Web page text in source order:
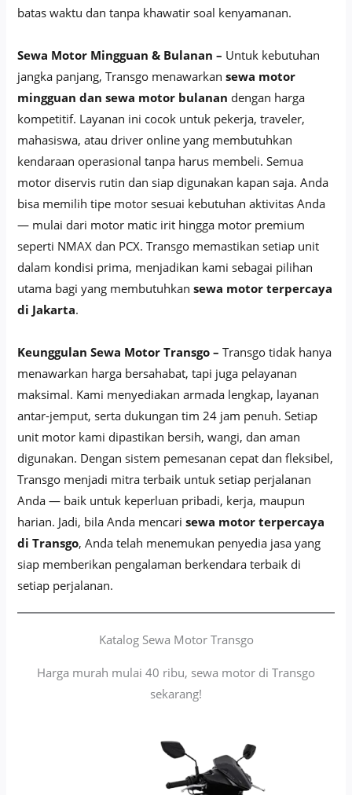
batas waktu dan tanpa khawatir soal kenyamanan.
Sewa Motor Mingguan & Bulanan – Untuk kebutuhan
jangka panjang, Transgo menawarkansewa motor
mingguan dan sewa motor bulanan dengan harga
kompetitif. Layanan ini cocok untuk pekerja, traveler,
mahasiswa, atau driver online yang membutuhkan
kendaraan operasional tanpa harus membeli. Semua
motor diservis rutin dan siap digunakan kapan saja. Anda
bisa memilih tipe motor sesuai kebutuhan aktivitas Anda
— mulai dari motor matic irit hingga motor premium
seperti NMAX dan PCX. Transgo memastikan setiap unit
dalam kondisi prima, menjadikan kami sebagai pilihan
utama bagi yang membutuhkansewa motor terpercaya
di Jakarta.
Keunggulan Sewa Motor Transgo – Transgo tidak hanya
menawarkan harga bersahabat, tapi juga pelayanan
maksimal. Kami menyediakan armada lengkap, layanan
antar-jemput, serta dukungan tim 24 jam penuh. Setiap
unit motor kami dipastikan bersih, wangi, dan aman
digunakan. Dengan sistem pemesanan cepat dan fleksibel,
Transgo menjadi mitra terbaik untuk setiap perjalanan
Anda — baik untuk keperluan pribadi, kerja, maupun
harian. Jadi, bila Anda mencarisewa motor terpercaya
di Transgo, Anda telah menemukan penyedia jasa yang
siap memberikan pengalaman berkendara terbaik di
setiap perjalanan.
Katalog Sewa Motor Transgo
Harga murah mulai 40 ribu, sewa motor di Transgo
sekarang!